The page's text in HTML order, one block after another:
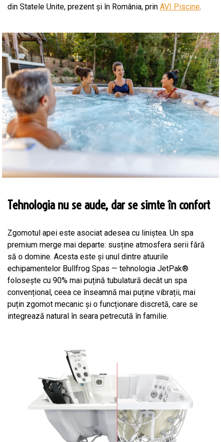
din Statele Unite, prezent și în România, prin AVI Piscine.
Tehnologia nu se aude, dar se simte în confort
Zgomotul apei este asociat adesea cu liniștea. Un spa
premium merge mai departe: susține atmosfera serii fără
să o domine. Acesta este și unul dintre atuurile
echipamentelor Bullfrog Spas — tehnologia JetPak®
folosește cu 90% mai puțină tubulatură decât un spa
convențional, ceea ce înseamnă mai puține vibrații, mai
puțin zgomot mecanic și o funcționare discretă, care se
integrează natural în seara petrecută în familie.